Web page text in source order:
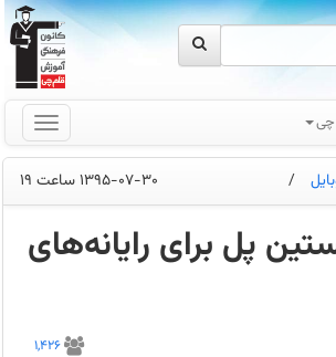
چی
/ 1395-07-30 ساعت 19
پل برای رایانه‌های
1,426